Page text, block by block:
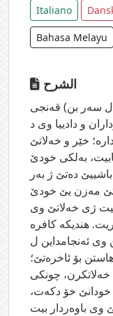
Italiano
Bahasa Melayu
الشرح
ل سه‌ر بن) قه‌نجی
و دادییا وی د
خێر و خه‌لاتێ
به‌لكی خودێ
ده‌تێ ژ به‌ر
مه‌زن یێ خودێ
ژی خه‌لاتێ وی
هندیكه‌ كافره‌
ئه‌نجامداین ل
بۆ ئاخره‌تێ؛
چونكی
خۆ دكه‌ت،